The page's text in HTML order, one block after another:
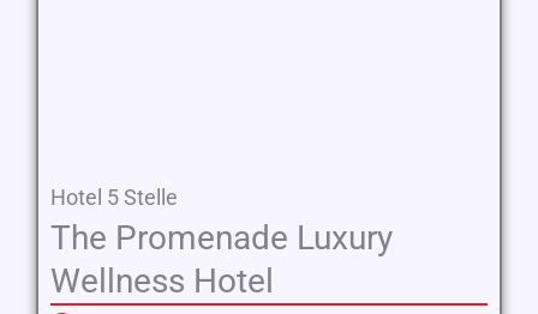
Hotel 5 Stelle
The Promenade Luxury
Wellness Hotel